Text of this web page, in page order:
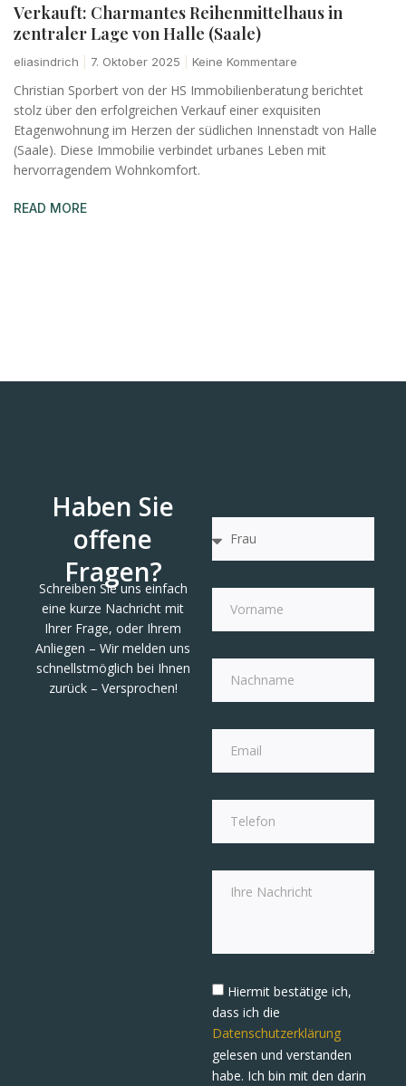
Verkauft: Charmantes Reihenmittelhaus in
zentraler Lage von Halle (Saale)
eliasindrich 7. Oktober 2025 Keine Kommentare
Christian Sporbert von der HS Immobilienberatung berichtet
stolz über den erfolgreichen Verkauf einer exquisiten
Etagenwohnung im Herzen der südlichen Innenstadt von Halle
(Saale). Diese Immobilie verbindet urbanes Leben mit
hervorragendem Wohnkomfort.
READ MORE
Haben Sie
offene
Fragen?
Schreiben Sie uns einfach
eine kurze Nachricht mit
Ihrer Frage, oder Ihrem
Anliegen – Wir melden uns
schnellstmöglich bei Ihnen
zurück – Versprochen!
Hiermit bestätige ich,
dass ich die
Datenschutzerklärung
gelesen und verstanden
habe. Ich bin mit den darin